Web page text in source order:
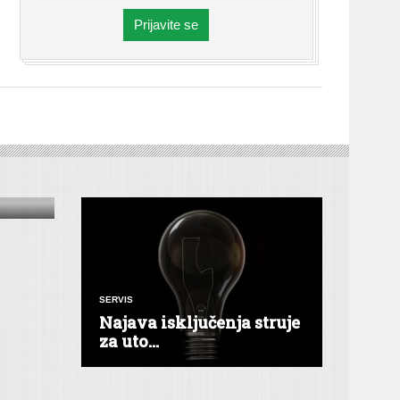
Prijavite se
SERVIS
Najava isključenja struje
za uto...